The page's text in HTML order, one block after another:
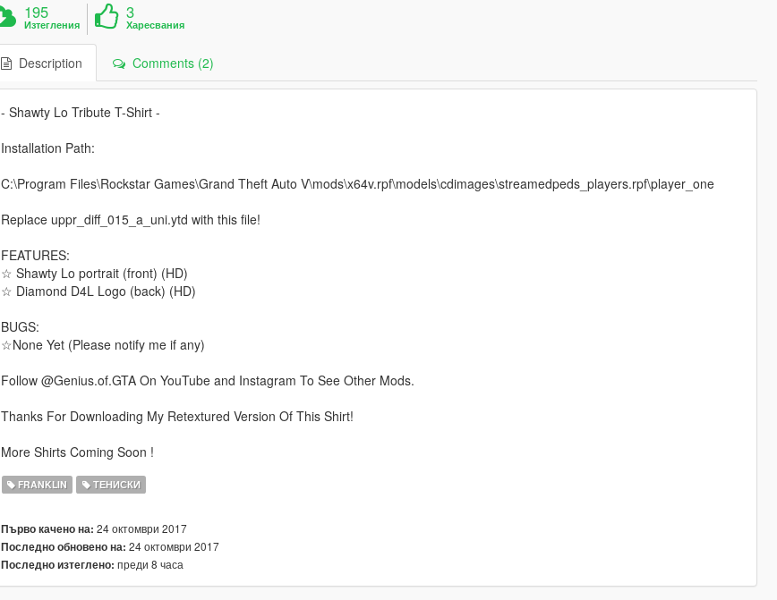
195
Изтегления
3
Харесвания
Description Comments (2)
- Shawty Lo Tribute T-Shirt -
Installation Path:
C:\Program Files\Rockstar Games\Grand Theft Auto V\mods\x64v.rpf\models\cdimages\streamedpeds_players.rpf\player_one
Replace uppr_diff_015_a_uni.ytd with this file!
FEATURES:
☆ Shawty Lo portrait (front) (HD)
☆ Diamond D4L Logo (back) (HD)
BUGS:
☆None Yet (Please notify me if any)
Follow @Genius.of.GTA On YouTube and Instagram To See Other Mods.
Thanks For Downloading My Retextured Version Of This Shirt!
More Shirts Coming Soon !
FRANKLIN ТЕНИСКИ
Първо качено на: 24 октомври 2017
Последно обновено на: 24 октомври 2017
Последно изтеглено: преди 8 часа